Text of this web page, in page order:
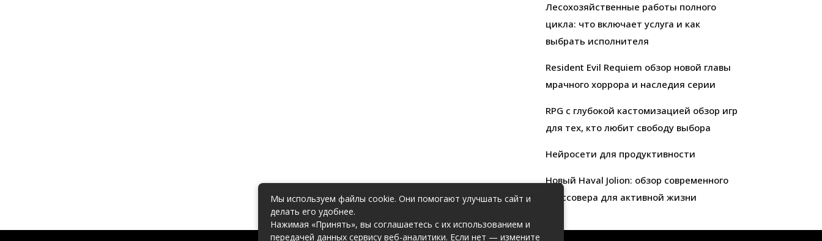
Лесохозяйственные работы полного
цикла: что включает услуга и как
выбрать исполнителя
Resident Evil Requiem обзор новой главы
мрачного хоррора и наследия серии
RPG с глубокой кастомизацией обзор игр
для тех, кто любит свободу выбора
Нейросети для продуктивности
Новый Haval Jolion: обзор современного
кроссовера для активной жизни
Мы используем файлы cookie. Они помогают улучшать сайт и
делать его удобнее.
Нажимая «Принять», вы соглашаетесь с их использованием и
передачей данных сервису веб-аналитики. Если нет — измените